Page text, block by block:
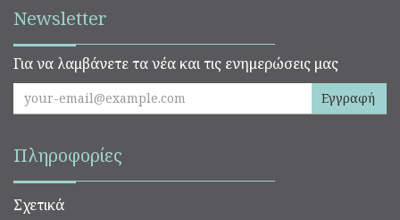
Newsletter
Για να λαμβάνετε τα νέα και τις ενημερώσεις μας
Εγγραφή
Πληροφορίες
Σχετικά